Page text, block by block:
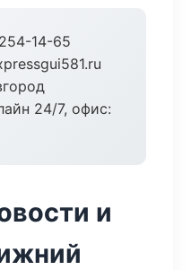
14-65
24/7, офис:
и